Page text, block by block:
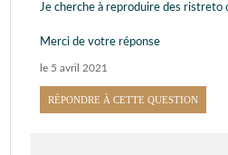
Je cherche à reproduire des ristreto
Merci de votre réponse
le 5 avril 2021
RÉPONDRE À CETTE QUESTION